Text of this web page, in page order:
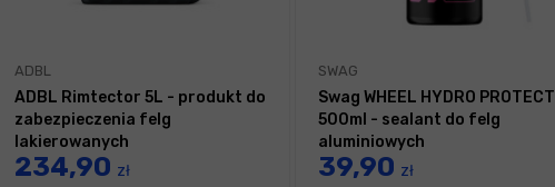
ADBL
ADBL Rimtector 5L - produkt do
zabezpieczenia felg
lakierowanych
234,90 zł
SWAG
Swag WHEEL HYDRO PROTECT
500ml - sealant do felg
aluminiowych
39,90 zł